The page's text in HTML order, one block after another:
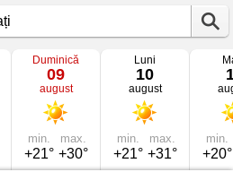
Duminică
09
august
min.
+21°
max.
+30°
Luni
10
august
min.
+21°
max.
+31°
min.
+20°